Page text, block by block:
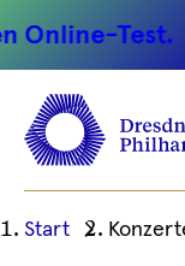
Test.
Ihre
Start